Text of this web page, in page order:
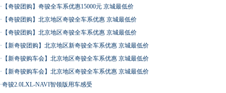
· 【奇骏团购】奇骏全车系优惠15000元 京城最低价
· 【奇骏团购】北京地区奇骏全车系优惠 京城最低价
· 【奇骏团购】北京地区奇骏全车系优惠 京城最低价
· 【新奇骏团购】北京地区新奇骏全车系优惠 京城最低价
· 【新奇骏购车会】北京地区奇骏全车系优惠 京城最低价
· 【新奇骏购车会】北京地区奇骏全车系优惠 京城最低价
·奇骏2.0LXL-NAVI智领版用车感受